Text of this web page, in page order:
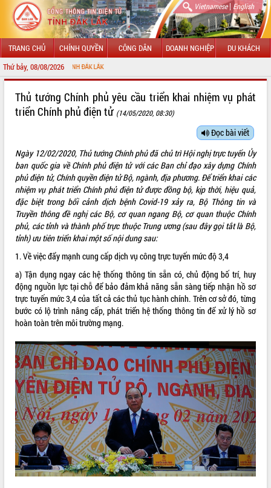
Vietnamese| English
TRANG CHỦ CHÍNH QUYỀN CÔNG DÂN DOANH NGHIỆP DU KHÁCH
Thứ bảy, 08/08/2026
LÃNH ĐẠO UBND TỈNH
SỞ, BAN, NGÀNH
UBND CÁC XÃ, PHƯỜNG
THÔNG TIN CHỈ ĐẠO ĐIỀU HÀNH
HỆ THỐNG VĂN BẢN
VĂN BẢN HĐND TỈNH
ĐIỂM TIN VĂN BẢN
QUY HOẠCH - KẾ HOẠCH
Thủ tướng Chính phủ yêu cầu triển khai nhiệm vụ phát
triển Chính phủ điện tử (14/05/2020, 08:30)
Đọc bài viết
Ngày 12/02/2020, Thủ tướng Chính phủ đã chủ trì Hội nghị trực tuyến Ủy
ban quốc gia về Chính phủ điện tử với các Ban chỉ đạo xây dựng Chính
phủ điện tử, Chính quyền điện tử Bộ, ngành, địa phương. Để triển khai các
nhiệm vụ phát triển Chính phủ điện tử được đồng bộ, kịp thời, hiệu quả,
đặc biệt trong bối cảnh dịch bệnh Covid-19 xảy ra, Bộ Thông tin và
Truyền thông đề nghị các Bộ, cơ quan ngang Bộ, cơ quan thuộc Chính
phủ, các tỉnh và thành phố trực thuộc Trung ương (sau đây gọi tắt là Bộ,
tỉnh) ưu tiên triển khai một số nội dung sau:
1. Về việc đẩy mạnh cung cấp dịch vụ công trực tuyến mức độ 3,4
a) Tận dụng ngay các hệ thống thông tin sẵn có, chủ động bố trí, huy
động nguồn lực tại chỗ để bảo đảm khả năng sẵn sàng tiếp nhận hồ sơ
trực tuyến mức 3,4 của tất cả các thủ tục hành chính. Trên cơ sở đó, từng
bước có lộ trình nâng cấp, phát triển hệ thống thông tin để xử lý hồ sơ
hoàn toàn trên môi trường mạng.